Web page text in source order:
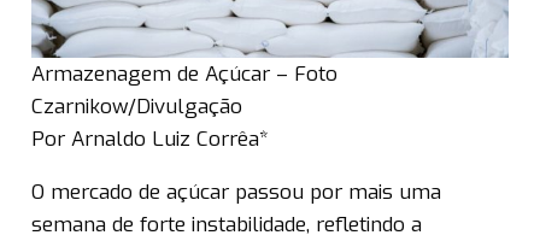
Armazenagem de Açúcar – Foto
Czarnikow/Divulgação
Por Arnaldo Luiz Corrêa*
O mercado de açúcar passou por mais uma
semana de forte instabilidade, refletindo a